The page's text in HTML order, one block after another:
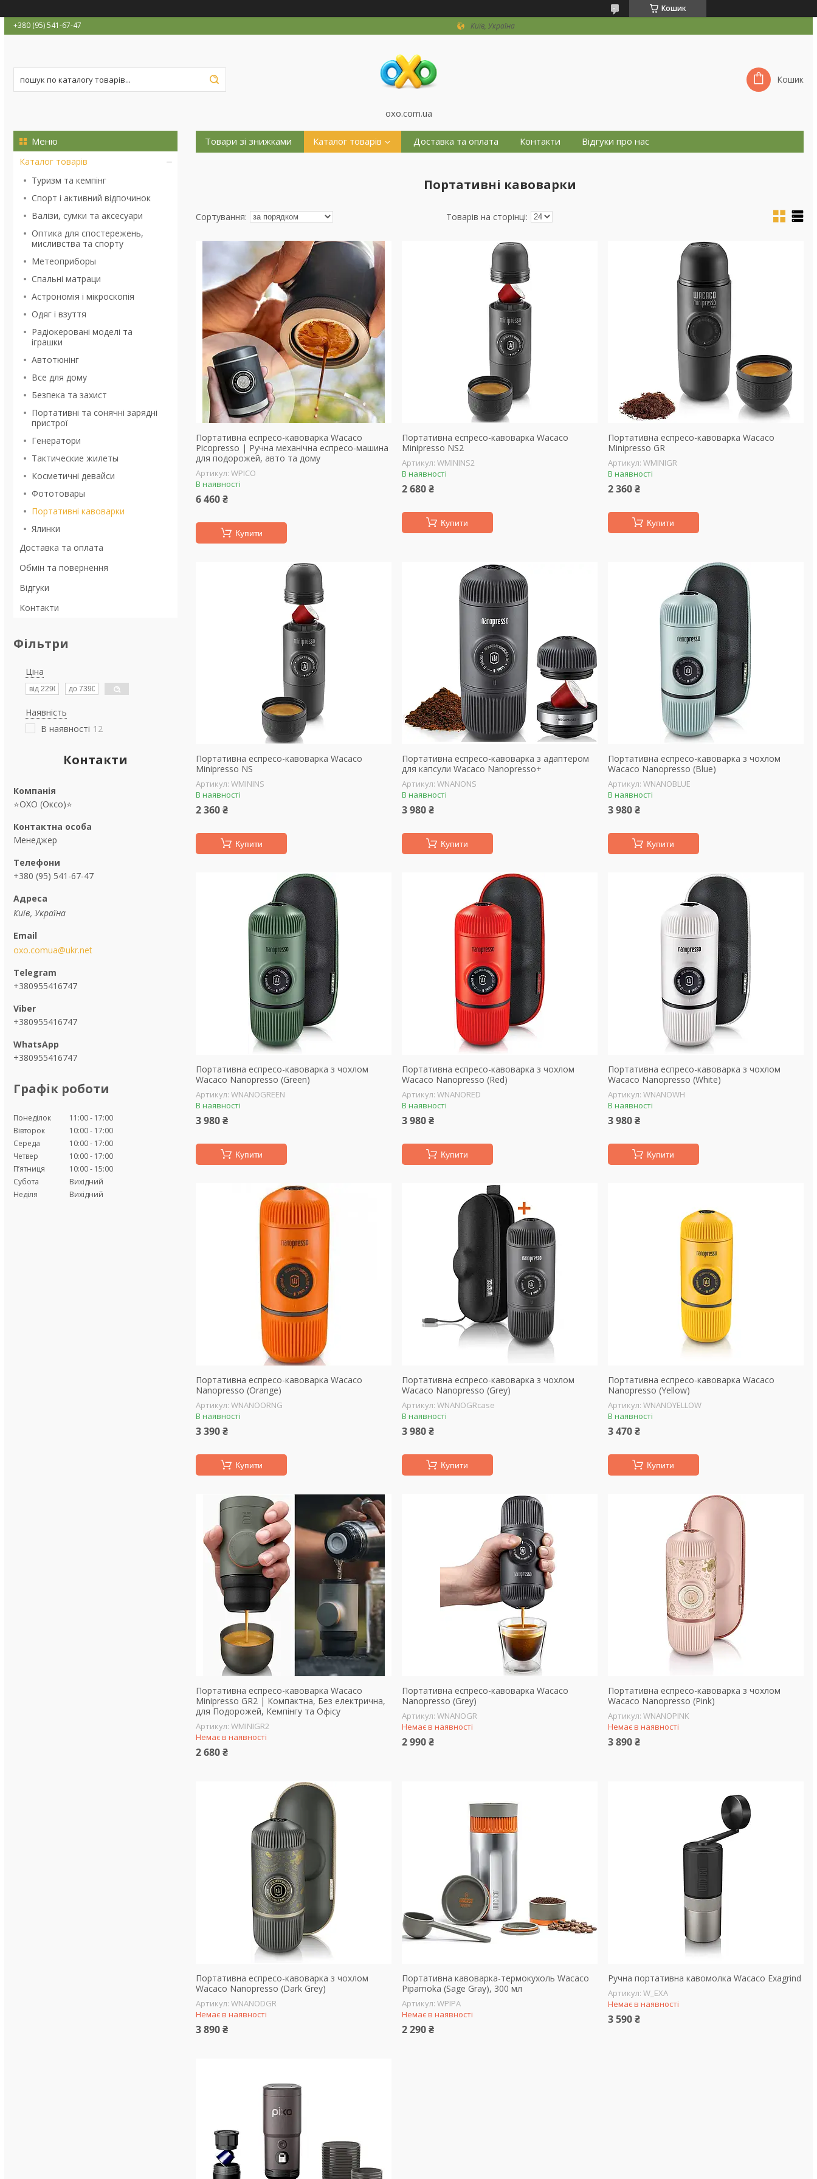
Кошик
+380 (95) 541-67-47
Київ, Україна
oxo.com.ua
Кошик
Каталог товарів
Туризм та кемпінг
Спорт і активний відпочинок
Валізи, сумки та аксесуари
Оптика для спостережень,
мисливства та спорту
Метеоприборы
Спальні матраци
Астрономія і мікроскопія
Одяг і взуття
Радіокеровані моделі та
іграшки
Автотюнінг
Все для дому
Безпека та захист
Портативні та сонячні зарядні
пристрої
Генератори
Тактические жилеты
Косметичні девайси
Фототовары
Портативні кавоварки
Ялинки
Доставка та оплата
Обмін та повернення
Відгуки
Контакти
Фільтри
Ціна
Наявність
В наявності 12
Контакти
⭐OXO (Оксо)⭐
Менеджер
+380 (95) 541-67-47
Київ, Україна
oxo.comua@ukr.net
+380955416747
+380955416747
+380955416747
Графік роботи
Понеділок 11:00
17:00
Вівторок
10:00
17:00
Середа
10:00
17:00
Четвер
10:00
17:00
Пʼятниця
10:00
15:00
Субота
Вихідний
Неділя
Вихідний
Товари зі знижками Каталог товарів Доставка та оплата Контакти Відгуки про нас
Портативні кавоварки
Портативна еспресо-кавоварка Wacaco
Picopresso | Ручна механічна еспресо-машина
для подорожей, авто та дому
WPICO
В наявності
6 460 ₴
Купити
Портативна еспресо-кавоварка Wacaco
Minipresso NS2
WMININS2
В наявності
2 680 ₴
Купити
Портативна еспресо-кавоварка Wacaco
Minipresso GR
WMINIGR
В наявності
2 360 ₴
Купити
Портативна еспресо-кавоварка Wacaco
Minipresso NS
WMININS
В наявності
2 360 ₴
Купити
Портативна еспресо-кавоварка з адаптером
для капсули Wacaco Nanopresso+
WNANONS
В наявності
3 980 ₴
Купити
Портативна еспресо-кавоварка з чохлом
Wacaco Nanopresso (Blue)
WNANOBLUE
В наявності
3 980 ₴
Купити
Портативна еспресо-кавоварка з чохлом
Wacaco Nanopresso (Green)
WNANOGREEN
В наявності
3 980 ₴
Купити
Портативна еспресо-кавоварка з чохлом
Wacaco Nanopresso (Red)
WNANORED
В наявності
3 980 ₴
Купити
Портативна еспресо-кавоварка з чохлом
Wacaco Nanopresso (White)
WNANOWH
В наявності
3 980 ₴
Купити
Портативна еспресо-кавоварка Wacaco
Nanopresso (Orange)
WNANOORNG
В наявності
3 390 ₴
Купити
Портативна еспресо-кавоварка з чохлом
Wacaco Nanopresso (Grey)
WNANOGRcase
В наявності
3 980 ₴
Купити
Портативна еспресо-кавоварка Wacaco
Nanopresso (Yellow)
WNANOYELLOW
В наявності
3 470 ₴
Купити
Портативна еспресо-кавоварка Wacaco
Minipresso GR2 | Компактна, Без електрична,
для Подорожей, Кемпінгу та Офісу
WMINIGR2
Немає в наявності
2 680 ₴
Портативна еспресо-кавоварка Wacaco
Nanopresso (Grey)
WNANOGR
Немає в наявності
2 990 ₴
Портативна еспресо-кавоварка з чохлом
Wacaco Nanopresso (Pink)
WNANOPINK
Немає в наявності
3 890 ₴
Портативна еспресо-кавоварка з чохлом
Wacaco Nanopresso (Dark Grey)
WNANODGR
Немає в наявності
3 890 ₴
Портативна кавоварка-термокухоль Wacaco
Pipamoka (Sage Gray), 300 мл
WPIPA
Немає в наявності
2 290 ₴
Ручна портативна кавомолка Wacaco Exagrind
W_EXA
Немає в наявності
3 590 ₴